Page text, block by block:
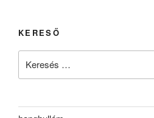
KERESŐ